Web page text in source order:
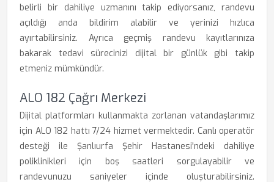
belirli bir dahiliye uzmanını takip ediyorsanız, randevu
açıldığı anda bildirim alabilir ve yerinizi hızlıca
ayırtabilirsiniz. Ayrıca geçmiş randevu kayıtlarınıza
bakarak tedavi sürecinizi dijital bir günlük gibi takip
etmeniz mümkündür.
ALO 182 Çağrı Merkezi
Dijital platformları kullanmakta zorlanan vatandaşlarımız
için ALO 182 hattı 7/24 hizmet vermektedir. Canlı operatör
desteği ile Şanlıurfa Şehir Hastanesi'ndeki dahiliye
poliklinikleri için boş saatleri sorgulayabilir ve
randevunuzu saniyeler içinde oluşturabilirsiniz.